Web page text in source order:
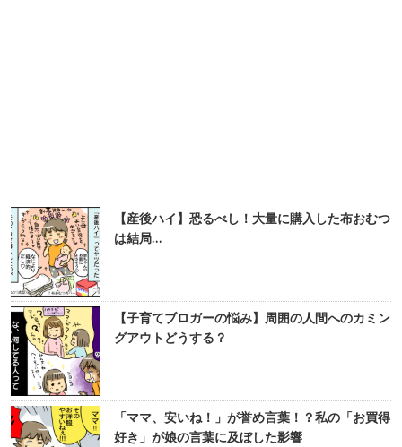
【産後ハイ】恐るべし！大量に購入した布おむつ
は結局…
【子育てブロガーの悩み】周囲の人間へのカミン
グアウトどうする？
「ママ、安いね！」が誉め言葉！？私の「お買得
好き」が娘の言葉に及ぼした影響